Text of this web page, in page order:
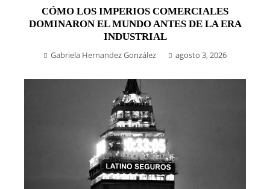
CÓMO LOS IMPERIOS COMERCIALES
DOMINARON EL MUNDO ANTES DE LA ERA
INDUSTRIAL
Gabriela Hernandez González agosto 3, 2026